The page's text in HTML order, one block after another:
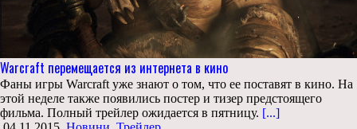
Warcraft перемещается из интернета в кино
Фаны игры Warcraft уже знают о том, что ее поставят в кино. На
этой неделе также появились постер и тизер предстоящего
фильма. Полный трейлер ожидается в пятницу. [...]